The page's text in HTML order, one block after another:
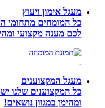
מעגל אימון ויעוץ
כל המומחים מתחומי
לכם מענה מקצועי ומהימן
מעגל המקצוענים
כל המקצוענים שלנו
ומהימן במגוון נושאים!